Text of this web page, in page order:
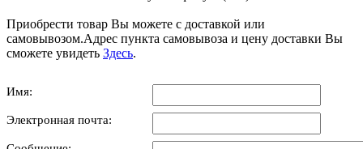
Приобрести товар Вы можете с доставкой или
самовывозом.Адрес пункта самовывоза и цену доставки Вы
сможете увидеть Здесь.
Имя:
Электронная почта: